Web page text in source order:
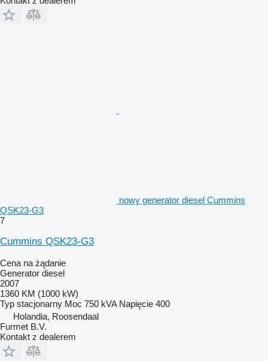
nowy generator diesel Cummins
QSK23-G3
7
Cummins QSK23-G3
Cena na żądanie
Generator diesel
2007
1360 KM (1000 kW)
Typ stacjonarny Moc 750 kVA Napięcie 400
Holandia, Roosendaal
Furmet B.V.
Kontakt z dealerem